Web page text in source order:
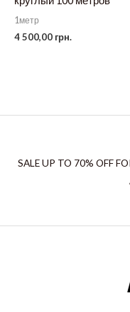
1метр
4 500,00 грн.
SALE UP TO 70% OFF